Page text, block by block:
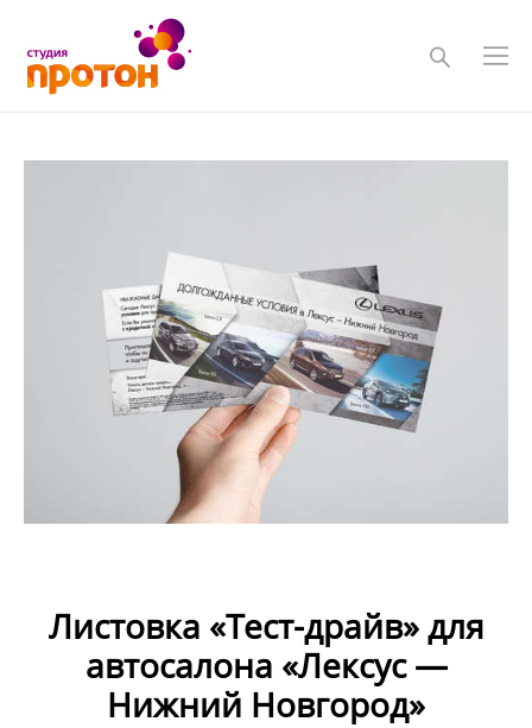
Листовка «Тест-драйв» для
автосалона «Лексус —
Нижний Новгород»